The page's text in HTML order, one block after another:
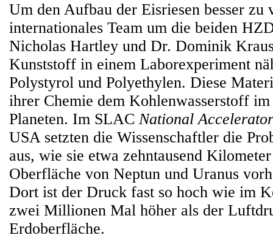
Um den Aufbau der Eisriesen besser zu
internationales Team um die beiden
Nicholas Hartley und Dr. Dominik
Kunststoff in einem Laborexperiment
Polystyrol und Polyethylen. Diese
ihrer Chemie dem Kohlenwasserstoff
Planeten. Im SLAC National
USA setzten die Wissenschaftler die
aus, wie sie etwa zehntausend
Oberfläche von Neptun und Uranus
Dort ist der Druck fast so hoch wie im
zwei Millionen Mal höher als der
Erdoberfläche.